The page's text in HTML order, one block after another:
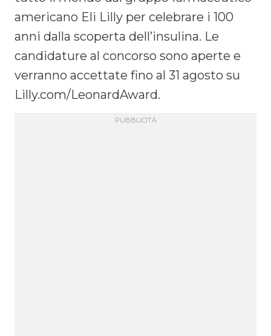
americano Eli Lilly per celebrare i 100
anni dalla scoperta dell’insulina. Le
candidature al concorso sono aperte e
verranno accettate fino al 31 agosto su
Lilly.com/LeonardAward.